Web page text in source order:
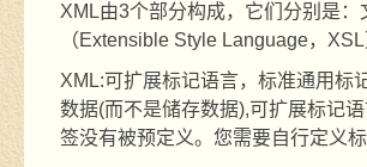
XML由3个部分构成，它们分别是：
（Extensible Style Language， XSL
XML:可扩展标记语言，标准通用标
数据(而不是储存数据),可扩展标记
签没有被预定义。您需要自行定义